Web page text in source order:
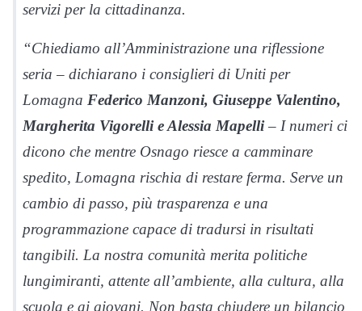
servizi per la cittadinanza.
“Chiediamo all’Amministrazione una riflessione
seria – dichiarano i consiglieri di Uniti per
Lomagna Federico Manzoni, Giuseppe Valentino,
Margherita Vigorelli e Alessia Mapelli– I numeri ci
dicono che mentre Osnago riesce a camminare
spedito, Lomagna rischia di restare ferma. Serve un
cambio di passo, più trasparenza e una
programmazione capace di tradursi in risultati
tangibili. La nostra comunità merita politiche
lungimiranti, attente all’ambiente, alla cultura, alla
scuola e ai giovani. Non basta chiudere un bilancio